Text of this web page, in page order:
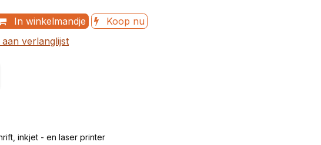
In winkelmandje
Koop nu
verlanglijst
inkjet - en laser printer